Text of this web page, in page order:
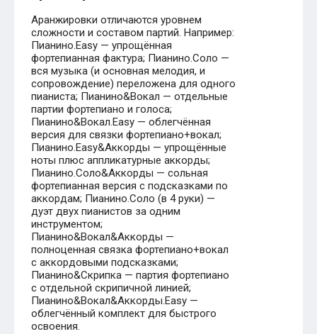
Аранжировки отличаются уровнем
сложности и составом партий. Например:
Пианино.Easy — упрощённая
фортепианная фактура; Пианино.Соло —
вся музыка (и основная мелодия, и
сопровождение) переложена для одного
пианиста; Пианино&Вокал — отдельные
партии фортепиано и голоса;
Пианино&Вокал.Easy — облегчённая
версия для связки фортепиано+вокал;
Пианино.Easy&Аккорды — упрощённые
ноты плюс аппликатурные аккорды;
Пианино.Соло&Аккорды — сольная
фортепианная версия с подсказками по
аккордам; Пианино.Соло (в 4 руки) —
дуэт двух пианистов за одним
инструментом;
Пианино&Вокал&Аккорды —
полноценная связка фортепиано+вокал
с аккордовыми подсказками;
Пианино&Скрипка — партия фортепиано
с отдельной скрипичной линией;
Пианино&Вокал&Аккорды.Easy —
облегчённый комплект для быстрого
освоения.